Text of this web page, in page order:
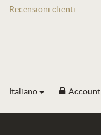
Recensioni clienti
Italiano Account